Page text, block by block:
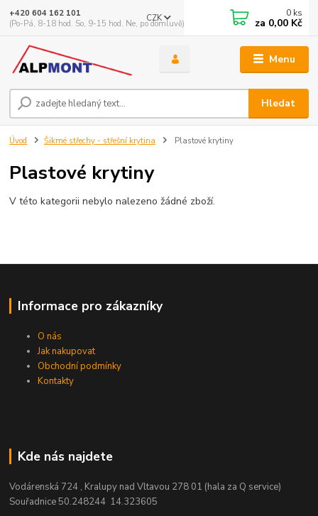
Menu
CZK
Hledat
+420 604 162 101
(Po-Pá, 8-18 hod. So, 9-15 hod. Ne, po domluvě)
0 ks
za 0,00 Kč
Úvod Šikmé střechy - střešní krytina Plastové krytiny
Plastové krytiny
V této kategorii nebylo nalezeno žádné zboží.
Informace pro zákazníky
O nás
Jak nakupovat
Obchodní podmínky
Kontakty
Kde nás najdete
Vodárenská 724 , Kralupy nad Vltavou 278 01 (hala za Q service)
Souřadnice 50.248244 14.323605